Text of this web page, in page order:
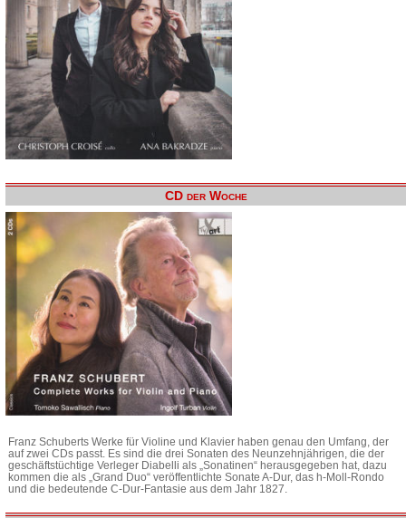
CD der Woche
Franz Schuberts Werke für Violine und Klavier haben genau den Umfang, der
auf zwei CDs passt. Es sind die drei Sonaten des Neunzehnjährigen, die der
geschäftstüchtige Verleger Diabelli als „Sonatinen“ herausgegeben hat, dazu
kommen die als „Grand Duo“ veröffentlichte Sonate A-Dur, das h-Moll-Rondo
und die bedeutende C-Dur-Fantasie aus dem Jahr 1827.